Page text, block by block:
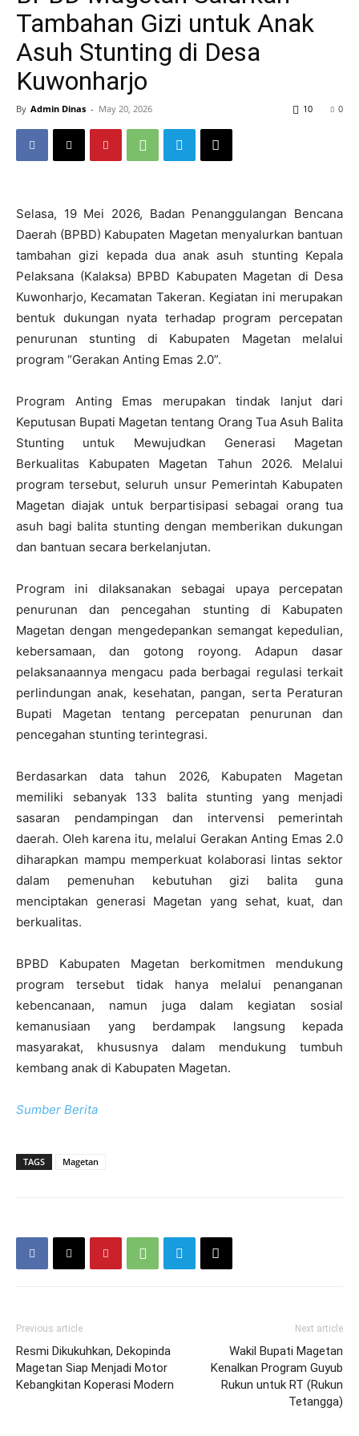
Tambahan Gizi untuk Anak
Asuh Stunting di Desa
Kuwonharjo
By Admin Dinas - May 20, 2026 0
10
Selasa, 19 Mei 2026, Badan Penanggulangan Bencana
Daerah (BPBD) Kabupaten Magetan menyalurkan bantuan
tambahan gizi kepada dua anak asuh stunting Kepala
Pelaksana (Kalaksa) BPBD Kabupaten Magetan di Desa
Kuwonharjo, Kecamatan Takeran. Kegiatan ini merupakan
bentuk dukungan nyata terhadap program percepatan
penurunan stunting di Kabupaten Magetan melalui
program “Gerakan Anting Emas 2.0”.
Program Anting Emas merupakan tindak lanjut dari
Keputusan Bupati Magetan tentang Orang Tua Asuh Balita
Stunting untuk Mewujudkan Generasi Magetan
Berkualitas Kabupaten Magetan Tahun 2026. Melalui
program tersebut, seluruh unsur Pemerintah Kabupaten
Magetan diajak untuk berpartisipasi sebagai orang tua
asuh bagi balita stunting dengan memberikan dukungan
dan bantuan secara berkelanjutan.
Program ini dilaksanakan sebagai upaya percepatan
penurunan dan pencegahan stunting di Kabupaten
Magetan dengan mengedepankan semangat kepedulian,
kebersamaan, dan gotong royong. Adapun dasar
pelaksanaannya mengacu pada berbagai regulasi terkait
perlindungan anak, kesehatan, pangan, serta Peraturan
Bupati Magetan tentang percepatan penurunan dan
pencegahan stunting terintegrasi.
Berdasarkan data tahun 2026, Kabupaten Magetan
memiliki sebanyak 133 balita stunting yang menjadi
sasaran pendampingan dan intervensi pemerintah
daerah. Oleh karena itu, melalui Gerakan Anting Emas 2.0
diharapkan mampu memperkuat kolaborasi lintas sektor
dalam pemenuhan kebutuhan gizi balita guna
menciptakan generasi Magetan yang sehat, kuat, dan
berkualitas.
BPBD Kabupaten Magetan berkomitmen mendukung
program tersebut tidak hanya melalui penanganan
kebencanaan, namun juga dalam kegiatan sosial
kemanusiaan yang berdampak langsung kepada
masyarakat, khususnya dalam mendukung tumbuh
kembang anak di Kabupaten Magetan.
Sumber Berita
TAGS Magetan
Previous article
Resmi Dikukuhkan, Dekopinda
Magetan Siap Menjadi Motor
Kebangkitan Koperasi Modern
Next article
Wakil Bupati Magetan
Kenalkan Program Guyub
Rukun untuk RT (Rukun
Tetangga)